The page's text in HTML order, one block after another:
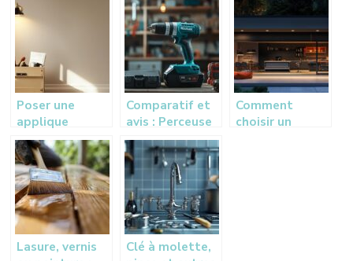
meubles sans
l’entraxe
suspente
plafond placo
etape par
etape
moteur de
voiture :
tutoriel DIY
etape par
etape
Poser une
applique
murale avec
tirette :
conseils et
astuces pour un
bricoleur
debutant
Comparatif et
avis : Perceuse
à percussion
sans fil MAKITA
DHP482RMJ vs
modèles filaires
Comment
choisir un
Lasure, vernis
Clé à molette,